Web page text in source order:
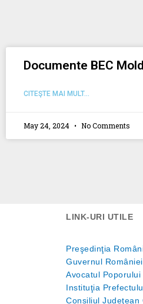
Documente BEC
CITEŞTE MAI MULT...
May 24, 2024 No Comments
LINK-URI UTILE
Preşedinţia
Guvernul României
Avocatul Poporului
Instituţia
Consiliul Judeţean